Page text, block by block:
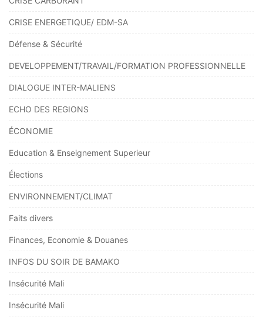
CRISE ENERGETIQUE/ EDM-SA
Défense & Sécurité
DEVELOPPEMENT/TRAVAIL/FORMATION PROFESSIONNELLE
DIALOGUE INTER-MALIENS
ECHO DES REGIONS
ÉCONOMIE
Education & Enseignement Superieur
Élections
ENVIRONNEMENT/CLIMAT
Faits divers
Finances, Economie & Douanes
INFOS DU SOIR DE BAMAKO
Insécurité Mali
Insécurité Mali